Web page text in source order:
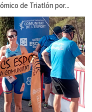
de Triatlón por...